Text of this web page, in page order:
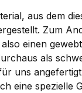
aus dem
Zum
einen
als
uns
eine spezielle